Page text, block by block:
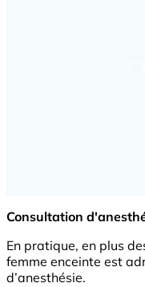
Consultation
En pratique, en plus
femme enceinte est
d’anesthésie.